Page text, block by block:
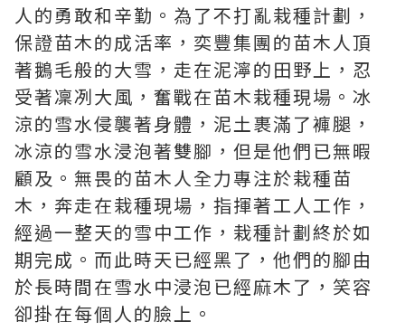
人的勇敢和辛勤。為了不打亂栽種計劃，
保證苗木的成活率，奕豐集團的苗木人頂
著鵝毛般的大雪，走在泥濘的田野上，忍
受著凜冽大風，奮戰在苗木栽種現場。冰
涼的雪水侵襲著身體，泥土裹滿了褲腿，
冰涼的雪水浸泡著雙腳，但是他們已無暇
顧及。無畏的苗木人全力專注於栽種苗
木，奔走在栽種現場，指揮著工人工作，
經過一整天的雪中工作，栽種計劃終於如
期完成。而此時天已經黑了，他們的腳由
於長時間在雪水中浸泡已經麻木了，笑容
卻掛在每個人的臉上。